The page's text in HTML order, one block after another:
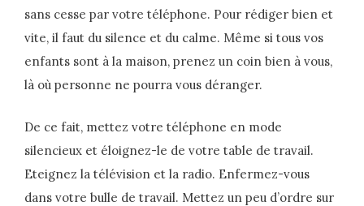
sans cesse par votre téléphone. Pour rédiger bien et
vite, il faut du silence et du calme. Même si tous vos
enfants sont à la maison, prenez un coin bien à vous,
là où personne ne pourra vous déranger.
De ce fait, mettez votre téléphone en mode
silencieux et éloignez-le de votre table de travail.
Eteignez la télévision et la radio. Enfermez-vous
dans votre bulle de travail. Mettez un peu d’ordre sur